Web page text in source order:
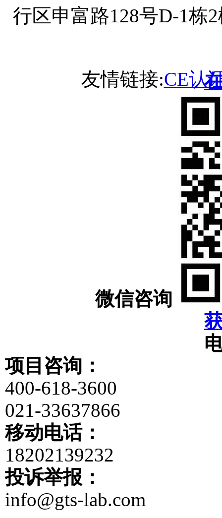
行区申富路128号D-1
友情链接:CE认
微信咨询
项目咨询：
400-618-3600
021-33637866
移动电话：
18202139232
投诉举报：
info@gts-lab.com